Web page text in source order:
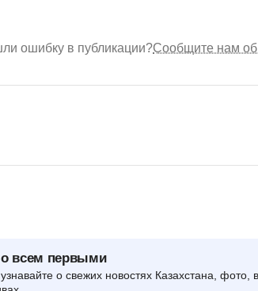
ошибку в публикации?Сообщите нам об
всем первыми
о свежих новостях Казахстана, фото,